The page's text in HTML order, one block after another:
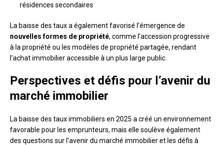
résidences secondaires
La baisse des taux a également favorisé l’émergence de
nouvelles formes de propriété, comme l’accession progressive
à la propriété ou les modèles de propriété partagée, rendant
l’achat immobilier accessible à un plus large public.
Perspectives et défis pour l’avenir du
marché immobilier
La baisse des taux immobiliers en 2025 a créé un environnement
favorable pour les emprunteurs, mais elle soulève également
des questions sur l’avenir du marché immobilier et les défis à